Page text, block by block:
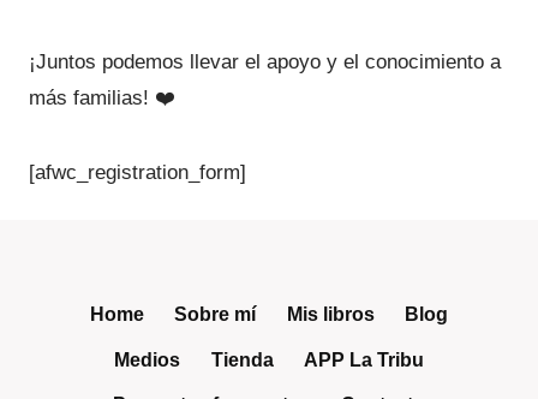
¡Juntos podemos llevar el apoyo y el conocimiento a
más familias! ❤️
[afwc_registration_form]
Home Sobre mí Mis libros Blog
Medios Tienda APP La Tribu